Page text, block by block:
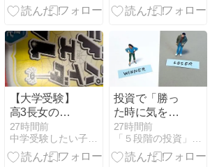
【2026年版】
始まりです
【大学受験】
高3長女の勉
強合宿。想定
外の出費は続
く…【天王
27時間前
中学受験したい子供が2人います
投資で「勝っ
た時に気をつ
けること」＆
「負けた時に
気をつけるこ
27時間前
「５段階の投資」人生と家計を豊かにするブログ